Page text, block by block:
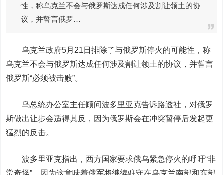
性，称乌克兰不会与俄罗斯达成任何涉及割让领土的协
议，并誓言俄罗…
乌克兰政府5月21日排除了与俄罗斯停火的可能性，称
乌克兰不会与俄罗斯达成任何涉及割让领土的协议，并誓言
俄罗斯“必须被击败”。
乌总统办公室主任顾问波多里亚克告诉路透社，对俄罗
斯做出让步会适得其反，因为俄罗斯会在冲突暂停后发起更
猛烈的反击。
波多里亚克指出，西方国家要求俄乌紧急停火的呼吁“非
常奇怪”，因为这意味着俄军将继续驻守在乌克兰南部和东部